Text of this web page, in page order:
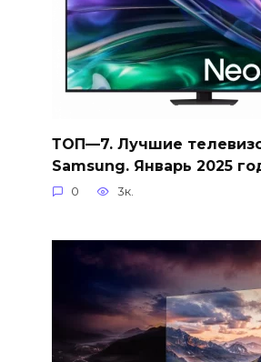
ТОП—7. Лучшие
Samsung. Январь 2025
0 3к.